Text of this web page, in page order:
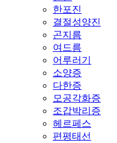
한포진
결절성양진
곤지름
여드름
어루러기
소양증
다한증
모공각화증
조갑박리증
헤르페스
편평태선